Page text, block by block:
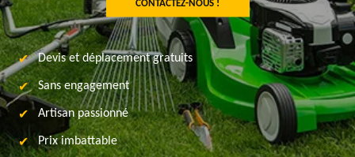
CONTACTEZ-NOUS !
Devis et déplacement gratuits
Sans engagement
Artisan passionné
Prix imbattable